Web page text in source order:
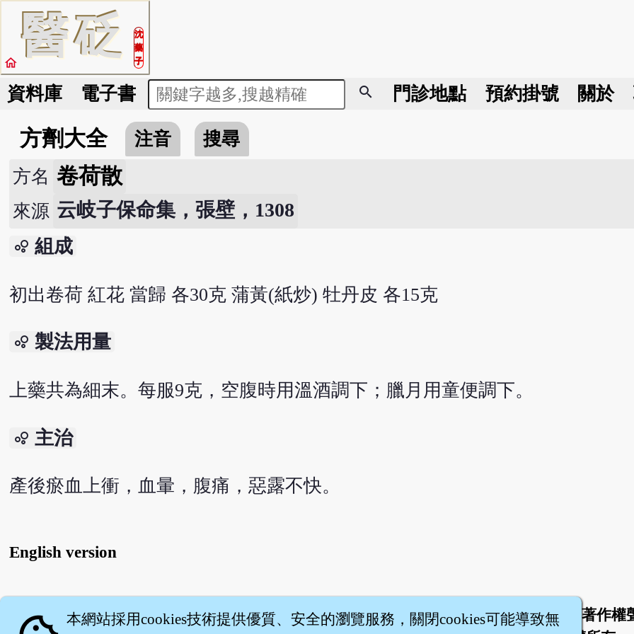
醫砭
沈
藥
子
home
資料庫 電子書 search 門診地點 預約掛號 關於
方劑大全 注音
搜尋
方名 卷荷散
來源 云岐子保命集，張壁，1308
bubble_chart 組成
初出卷荷 紅花 當歸 各30克 蒲黃(紙炒) 牡丹皮 各15克
bubble_chart 製法用量
上藥共為細末。每服9克，空腹時用溫酒調下；臘月用童便調下。
bubble_chart 主治
產後瘀血上衝，血暈，腹痛，惡露不快。
English version
關於 | 聯絡我們 服務條款 隱私權條款
著作權
本網站採用cookies技術提供優質、安全的瀏覽服務，關閉cookies可能導致無